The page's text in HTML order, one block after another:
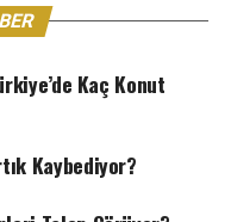
Kaç Konut
Kaybediyor?